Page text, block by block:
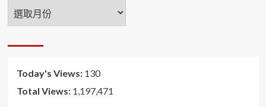
年
月
Today's Views: 130
Total Views: 1,197,471